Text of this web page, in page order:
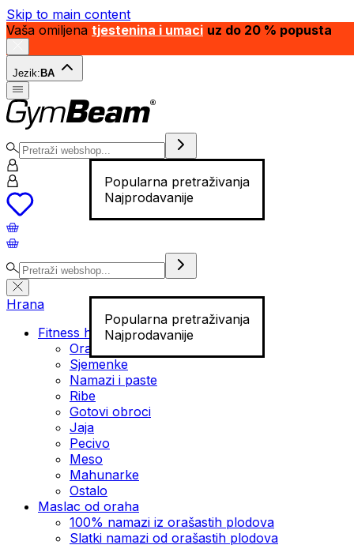
Skip to main content
Vaša omiljena tjestenina i umaci uz do 20 % popusta
Jezik: BA
Popularna pretraživanja
Najprodavanije
Popularna pretraživanja
Najprodavanije
Hrana
Fitness hrana
Orašasti plodovi
Sjemenke
Namazi i paste
Ribe
Gotovi obroci
Jaja
Pecivo
Meso
Mahunarke
Ostalo
Maslac od oraha
100% namazi iz orašastih plodova
Slatki namazi od orašastih plodova